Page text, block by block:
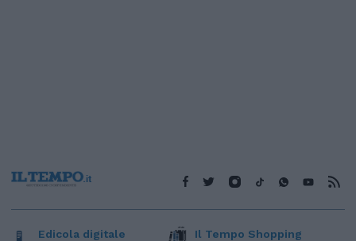
Edicola digitale Il Tempo Shopping